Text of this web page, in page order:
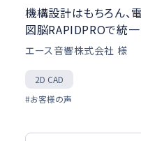
機構設計はもちろん、
図脳RAPIDPROで統
エース音響株式会社 様
2D CAD
#お客様の声